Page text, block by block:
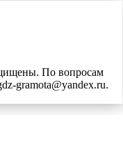
По вопросам
gramota@yandex.ru.